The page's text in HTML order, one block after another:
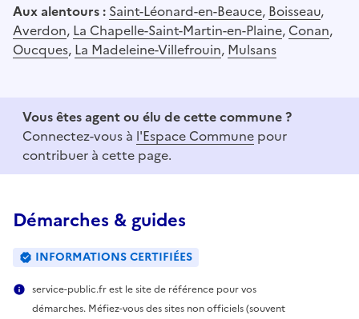
Aux alentours : Saint-Léonard-en-Beauce, Boisseau,
Averdon, La Chapelle-Saint-Martin-en-Plaine, Conan,
Oucques, La Madeleine-Villefrouin, Mulsans
Vous êtes agent ou élu de cette commune ?
Connectez-vous à l'Espace Commune pour
contribuer à cette page.
Démarches & guides
INFORMATIONS CERTIFIÉES
service-public.fr est le site de référence pour vos
démarches. Méfiez-vous des sites non officiels (souvent